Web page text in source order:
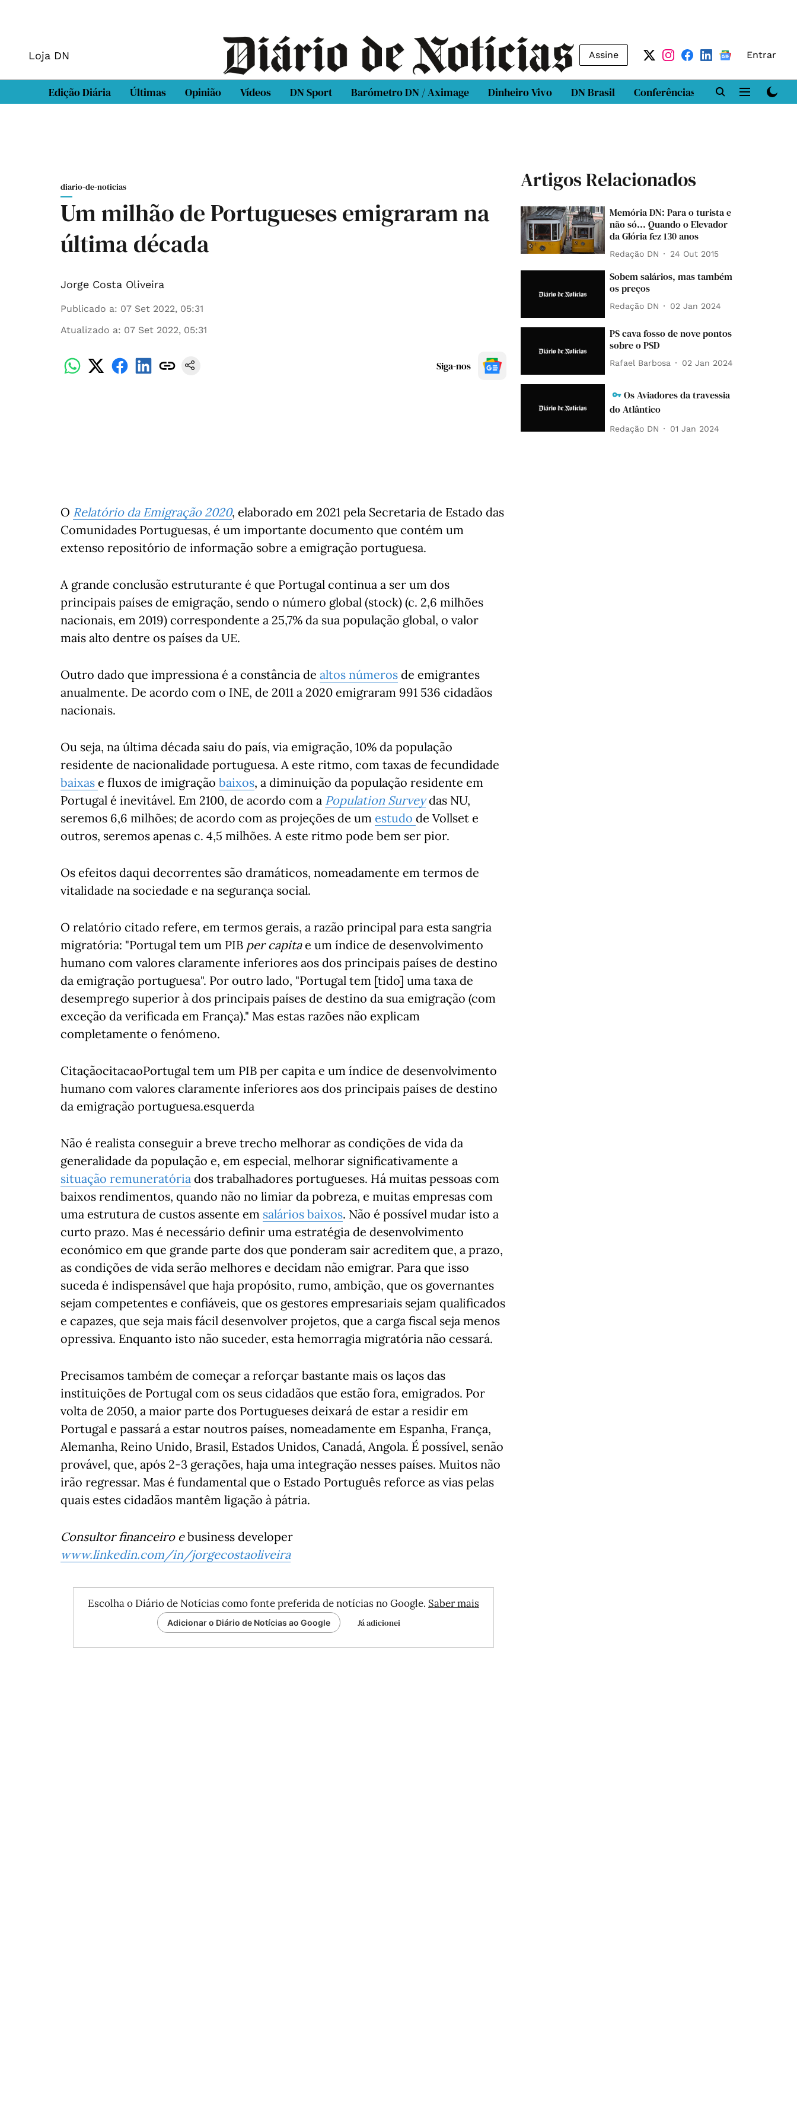
Loja DN Assine Entrar
Edição Diária Últimas Opinião Vídeos DN Sport Barómetro DN / Aximage Dinheiro Vivo DN Brasil Conferências DN LAB
diario-de-noticias
Um milhão de Portugueses emigraram na
última década
Jorge Costa Oliveira
Publicado a: 07 Set 2022, 05:31
Atualizado a: 07 Set 2022, 05:31
Siga-nos
O Relatório da Emigração 2020, elaborado em 2021 pela Secretaria de Estado das
Comunidades Portuguesas, é um importante documento que contém um
extenso repositório de informação sobre a emigração portuguesa.
A grande conclusão estruturante é que Portugal continua a ser um dos
principais países de emigração, sendo o número global (stock) (c. 2,6 milhões
nacionais, em 2019) correspondente a 25,7% da sua população global, o valor
mais alto dentre os países da UE.
Outro dado que impressiona é a constância de altos números de emigrantes
anualmente. De acordo com o INE, de 2011 a 2020 emigraram 991 536 cidadãos
nacionais.
Ou seja, na última década saiu do país, via emigração, 10% da população
residente de nacionalidade portuguesa. A este ritmo, com taxas de fecundidade
baixas e fluxos de imigração baixos, a diminuição da população residente em
Portugal é inevitável. Em 2100, de acordo com a Population Survey das NU,
seremos 6,6 milhões; de acordo com as projeções de um estudo de Vollset e
outros, seremos apenas c. 4,5 milhões. A este ritmo pode bem ser pior.
Os efeitos daqui decorrentes são dramáticos, nomeadamente em termos de
vitalidade na sociedade e na segurança social.
O relatório citado refere, em termos gerais, a razão principal para esta sangria
migratória: "Portugal tem um PIB per capitae um índice de desenvolvimento
humano com valores claramente inferiores aos dos principais países de destino
da emigração portuguesa". Por outro lado, "Portugal tem [tido] uma taxa de
desemprego superior à dos principais países de destino da sua emigração (com
exceção da verificada em França)." Mas estas razões não explicam
completamente o fenómeno.
CitaçãocitacaoPortugal tem um PIB per capita e um índice de desenvolvimento
humano com valores claramente inferiores aos dos principais países de destino
da emigração portuguesa.esquerda
Não é realista conseguir a breve trecho melhorar as condições de vida da
generalidade da população e, em especial, melhorar significativamente a
situação remuneratória dos trabalhadores portugueses. Há muitas pessoas com
baixos rendimentos, quando não no limiar da pobreza, e muitas empresas com
uma estrutura de custos assente em salários baixos. Não é possível mudar isto a
curto prazo. Mas é necessário definir uma estratégia de desenvolvimento
económico em que grande parte dos que ponderam sair acreditem que, a prazo,
as condições de vida serão melhores e decidam não emigrar. Para que isso
suceda é indispensável que haja propósito, rumo, ambição, que os governantes
sejam competentes e confiáveis, que os gestores empresariais sejam qualificados
e capazes, que seja mais fácil desenvolver projetos, que a carga fiscal seja menos
opressiva. Enquanto isto não suceder, esta hemorragia migratória não cessará.
Precisamos também de começar a reforçar bastante mais os laços das
instituições de Portugal com os seus cidadãos que estão fora, emigrados. Por
volta de 2050, a maior parte dos Portugueses deixará de estar a residir em
Portugal e passará a estar noutros países, nomeadamente em Espanha, França,
Alemanha, Reino Unido, Brasil, Estados Unidos, Canadá, Angola. É possível, senão
provável, que, após 2-3 gerações, haja uma integração nesses países. Muitos não
irão regressar. Mas é fundamental que o Estado Português reforce as vias pelas
quais estes cidadãos mantêm ligação à pátria.
Consultor financeiro ebusiness developer
www.linkedin.com/in/jorgecostaoliveira
Escolha o Diário de Notícias como fonte preferida de notícias no Google. Saber mais
Adicionar o Diário de Notícias ao Google Já adicionei
Artigos Relacionados
Memória DN: Para o turista e
não só... Quando o Elevador
da Glória fez 130 anos
Redação DN 24 Out 2015
Sobem salários, mas também
os preços
Redação DN 02 Jan 2024
PS cava fosso de nove pontos
sobre o PSD
Rafael Barbosa 02 Jan 2024
Os Aviadores da travessia
do Atlântico
Redação DN 01 Jan 2024